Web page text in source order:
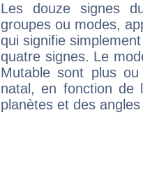
Les douze signes
groupes ou modes,
qui signifie
quatre signes. Le
Mutable sont plus
natal, en fonction de
planètes et des